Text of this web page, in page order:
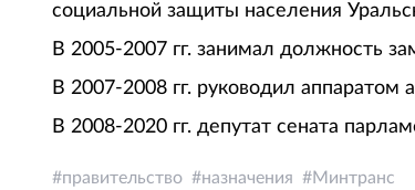
социальной защиты населения
В 2005-2007 гг. занимал должность
В 2007-2008 гг. руководил аппаратом
В 2008-2020 гг. депутат сената
правительство назначения Минтранс